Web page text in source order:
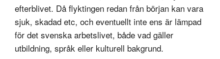
efterblivet. Då flyktingen redan från början kan vara
sjuk, skadad etc, och eventuellt inte ens är lämpad
för det svenska arbetslivet, både vad gäller
utbildning, språk eller kulturell bakgrund.